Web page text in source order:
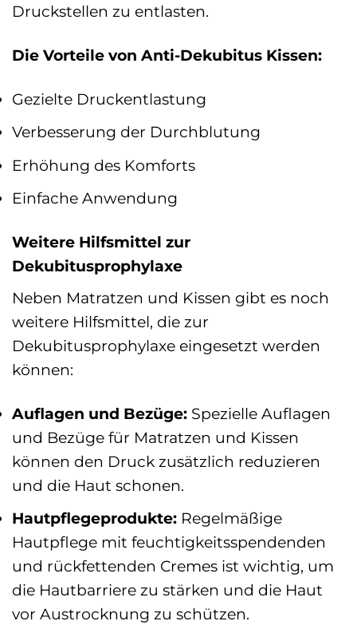
Druckstellen zu entlasten.
Die Vorteile von Anti-Dekubitus Kissen:
Gezielte Druckentlastung
Verbesserung der Durchblutung
Erhöhung des Komforts
Einfache Anwendung
Weitere Hilfsmittel zur
Dekubitusprophylaxe
Neben Matratzen und Kissen gibt es noch
weitere Hilfsmittel, die zur
Dekubitusprophylaxe eingesetzt werden
können:
Auflagen und Bezüge: Spezielle Auflagen
und Bezüge für Matratzen und Kissen
können den Druck zusätzlich reduzieren
und die Haut schonen.
Hautpflegeprodukte: Regelmäßige
Hautpflege mit feuchtigkeitsspendenden
und rückfettenden Cremes ist wichtig, um
die Hautbarriere zu stärken und die Haut
vor Austrocknung zu schützen.